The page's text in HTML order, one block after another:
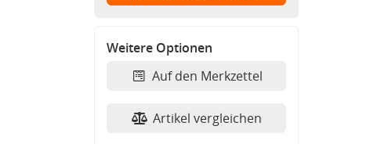
Weitere Optionen
Auf den Merkzettel
Artikel vergleichen